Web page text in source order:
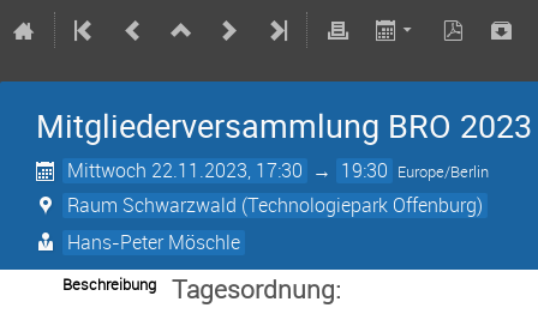
Mitgliederversammlung BRO 2023
Mittwoch 22.11.2023, 17:30 → 19:30 Europe/Berlin
Raum Schwarzwald (Technologiepark Offenburg)
Hans-Peter Möschle
Beschreibung Tagesordnung: